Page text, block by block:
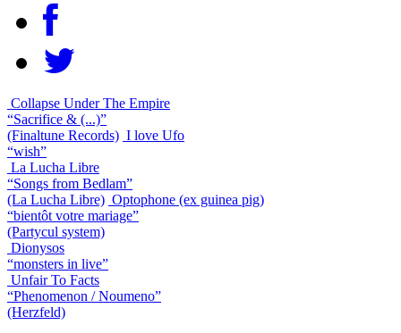
Collapse Under The Empire
“Sacrifice & (...)”
(Finaltune Records) I love Ufo
“wish”
La Lucha Libre
“Songs from Bedlam”
(La Lucha Libre) Optophone (ex guinea pig)
“bientôt votre mariage”
(Partycul system)
Dionysos
“monsters in live”
Unfair To Facts
“Phenomenon / Noumeno”
(Herzfeld)